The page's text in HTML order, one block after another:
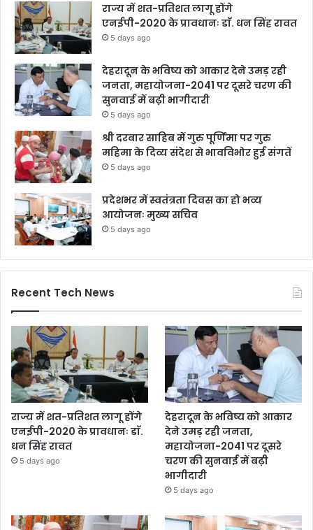
राज्य में शत-प्रतिशत लागू होंगे
एनईपी-2020 के प्रावधानः डाॅ. धन सिंह रावत
5 days ago
देहरादून के भविष्य को आकार देने उमड़ रही
जनता, महायोजना-2041 पर दूसरे चरण की
सुनवाई में बढ़ी भागीदारी
5 days ago
श्री दरबार साहिब में गुरु पूर्णिमा पर गुरु
महिमा के दिव्य संदेश से भावविभोर हुई संगतें
5 days ago
प्रदेशभर में स्वतंत्रता दिवस का हो भव्य
आयोजनः मुख्य सचिव
5 days ago
Recent Tech News
राज्य में शत-प्रतिशत लागू होंगे
एनईपी-2020 के प्रावधानः डाॅ.
धन सिंह रावत
5 days ago
देहरादून के भविष्य को आकार
देने उमड़ रही जनता,
महायोजना-2041 पर दूसरे
चरण की सुनवाई में बढ़ी
भागीदारी
5 days ago